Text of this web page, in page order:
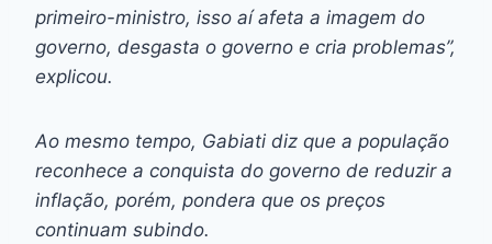
primeiro-ministro, isso aí afeta a imagem do
governo, desgasta o governo e cria problemas”,
explicou.
Ao mesmo tempo, Gabiati diz que a população
reconhece a conquista do governo de reduzir a
inflação, porém, pondera que os preços
continuam subindo.